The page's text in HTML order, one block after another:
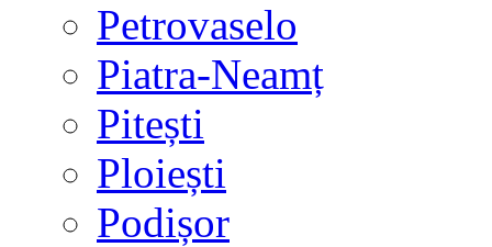
Petrovaselo
Piatra-Neamț
Pitești
Ploiești
Podișor